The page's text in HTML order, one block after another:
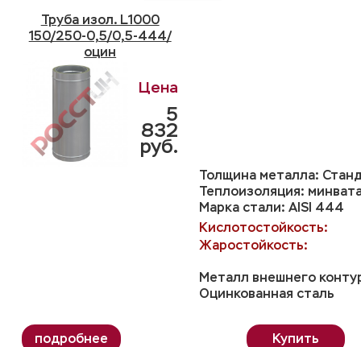
Труба изол. L1000
150/250-0,5/0,5-444/
оцин
Толщина металла:
Теплоизоляция:
Марка стали: AISI 444
Кислотостойкость:
Жаростойкость:
Металл внешнего
Оцинкованная сталь
5
832
руб.
Купить